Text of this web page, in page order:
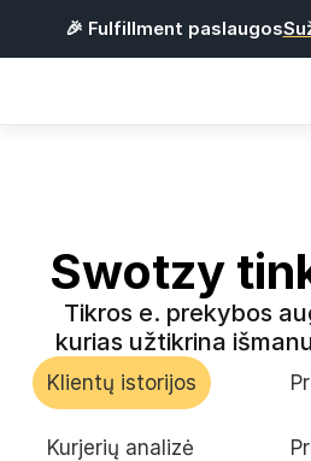
🎉 Fulfillment paslaugos
Pris ijun
ot
Lietuvių
Swotzy
Tikros e. prekybos
kurias užtikrina
Klientų istorijos
Kurjerių analizė